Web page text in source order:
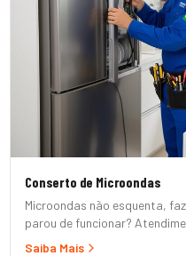
Conserto de Microondas
Microondas não esquenta,
parou de funcionar?
domicílio para Brastemp,
Saiba Mais